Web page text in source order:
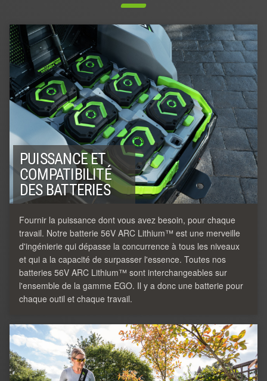
PUISSANCE ET
COMPATIBILITÉ
DES BATTERIES
Fournir la puissance dont vous avez besoin, pour chaque
travail. Notre batterie 56V ARC Lithium™ est une merveille
d'ingénierie qui dépasse la concurrence à tous les niveaux
et qui a la capacité de surpasser l'essence. Toutes nos
batteries 56V ARC Lithium™ sont interchangeables sur
l'ensemble de la gamme EGO. Il y a donc une batterie pour
chaque outil et chaque travail.